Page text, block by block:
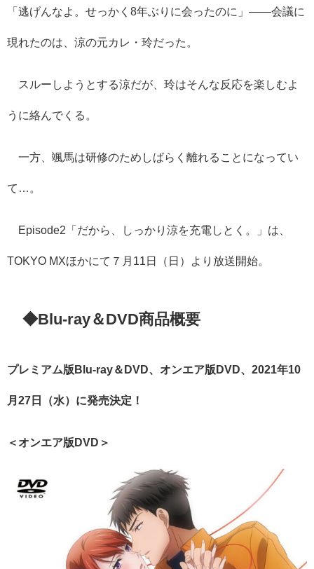
「逃げんなよ。せっかく8年ぶりに会ったのに」――会議に
現れたのは、涼の元カレ・玲だった。
スルーしようとする涼だが、玲はそんな反応を楽しむよ
うに絡んでくる。
一方、颯馬は研修のためしばらく離れることになってい
て…。​​
​​​Episode2「だから、しっかり涼を充電しとく。」は、
TOKYO MXほかにて７月11日（日）より放送開始。
​◆Blu-ray＆DVD商品概要
​プレミアム版Blu-ray＆DVD、オンエア版DVD、2021年10
月27日（水）に発売決定！
＜オンエア版DVD＞